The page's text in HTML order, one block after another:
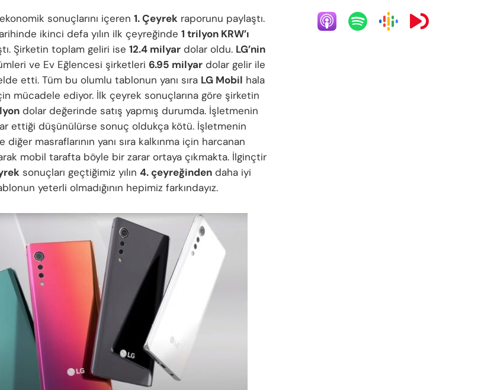
sonuçlarını içeren 1. Çeyrek raporunu paylaştı.
ikinci defa yılın ilk çeyreğinde 1 trilyon KRW’ı
Şirketin toplam geliri ise 12.4 milyar dolar oldu. LG’nin
ve Ev Eğlencesi şirketleri 6.95 milyar dolar gelir ile
etti. Tüm bu olumlu tablonun yanı sıra LG Mobil hala
mücadele ediyor. İlk çeyrek sonuçlarına göre şirketin
dolar değerinde satış yapmış durumda. İşletmenin
ettiği düşünülürse sonuç oldukça kötü. İşletmenin
masraflarının yanı sıra kalkınma için harcanan
mobil tarafta böyle bir zarar ortaya çıkmakta. İlginçtir
sonuçları geçtiğimiz yılın 4. çeyreğinden daha iyi
yeterli olmadığının hepimiz farkındayız.